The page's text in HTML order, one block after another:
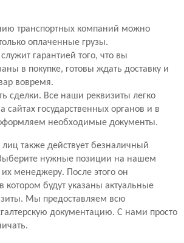
транспортных компаний можно
оплаченные грузы.
гарантией того, что вы
в покупке, готовы ждать доставку и
вовремя.
сделки. Все наши реквизиты легко
сайтах государственных органов и в
необходимые документы.
также действует безналичный
нужные позиции на нашем
менеджеру. После этого он
котором будут указаны актуальные
Мы предоставляем всю
документацию. С нами просто